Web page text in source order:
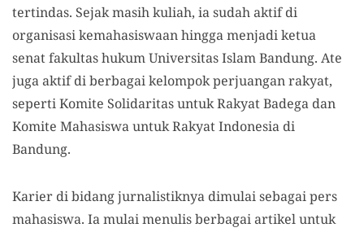
tertindas. Sejak masih kuliah, ia sudah aktif di
organisasi kemahasiswaan hingga menjadi ketua
senat fakultas hukum Universitas Islam Bandung. Ate
juga aktif di berbagai kelompok perjuangan rakyat,
seperti Komite Solidaritas untuk Rakyat Badega dan
Komite Mahasiswa untuk Rakyat Indonesia di
Bandung.
Karier di bidang jurnalistiknya dimulai sebagai pers
mahasiswa. Ia mulai menulis berbagai artikel untuk